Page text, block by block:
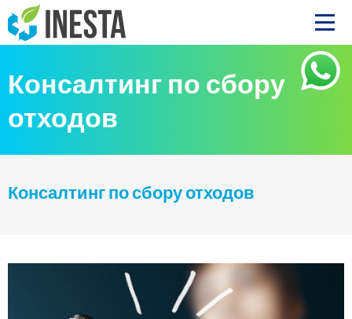
Консалтинг по сбору
отходов
Консалтинг по сбору отходов